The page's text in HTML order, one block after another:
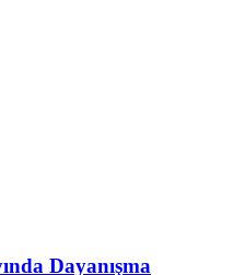
Dayanışma